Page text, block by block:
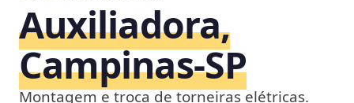
Auxiliadora,
Campinas‑SP
Montagem e troca de torneiras elétricas.